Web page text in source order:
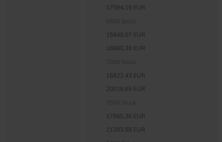
17594,19 EUR
15849,07 EUR
18860,39 EUR
16822,43 EUR
20018,69 EUR
17885,36 EUR
21283,58 EUR